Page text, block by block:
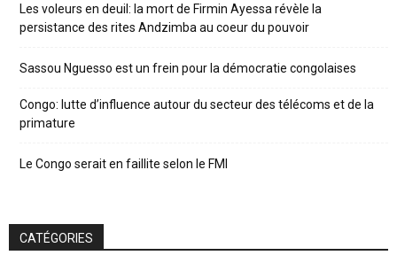
Les voleurs en deuil: la mort de Firmin Ayessa révèle la
persistance des rites Andzimba au coeur du pouvoir
Sassou Nguesso est un frein pour la démocratie congolaises
Congo: lutte d’influence autour du secteur des télécoms et de la
primature
Le Congo serait en faillite selon le FMI
CATÉGORIES